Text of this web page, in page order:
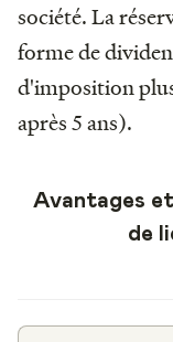
société. La
forme de
d'imposition
après 5 ans).
Avantages
de